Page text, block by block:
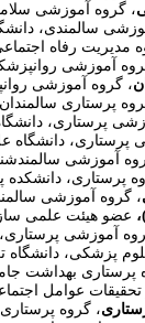
، گروه آموزشی
سالمندی،
مدیریت رفاه
آموزشی
، گروه آموزشی
پرستاری
پرستاری،
پرستاری، دانشگاه
آموزشی
پرستاری، دانشکده
، گروه آموزشی
عضو هیئت علمی
آموزشی
پزشکی، دانشگاه
پرستاری بهداشت
عوامل
، گروه